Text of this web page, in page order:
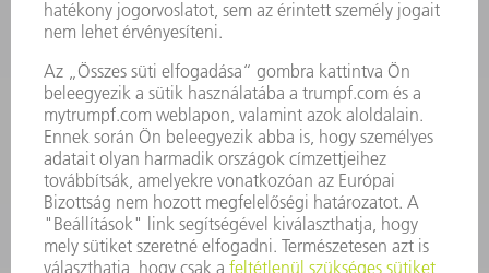
KAPCSOLAT
Szerszám
3628576045
08.00 - 16.30
szerszam@hu.trumpf.com
KAPCSOLAT
Alkatrész
3628576035
08.00 - 16.30
alkatresz@hu.trumpf.com